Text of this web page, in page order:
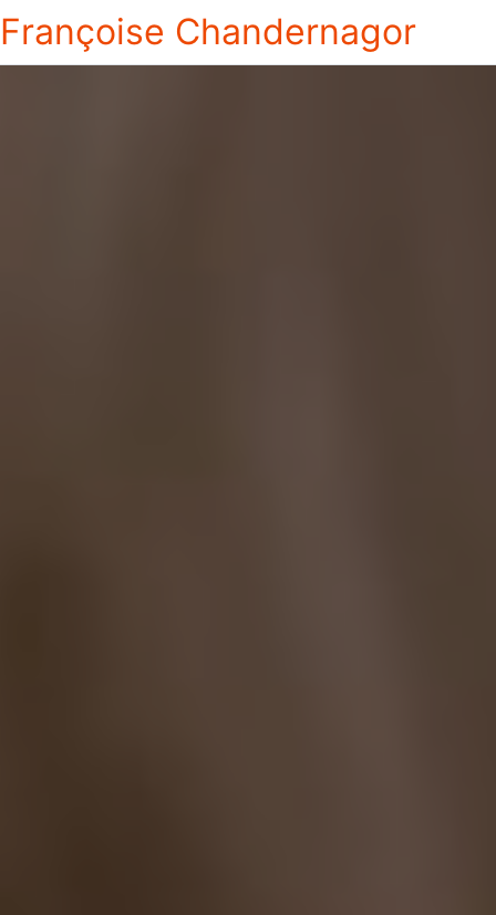
Françoise Chandernagor